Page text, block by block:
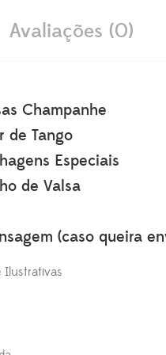
Avaliações (0)
Champanhe
de Tango
Especiais
de Valsa
(caso queira
Ilustrativas